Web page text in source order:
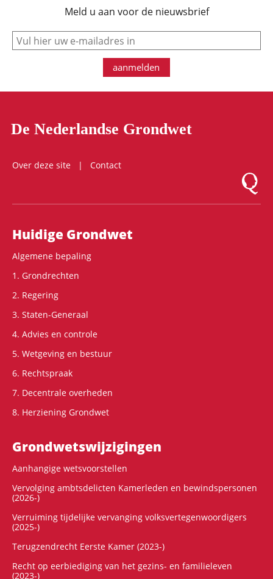
Meld u aan voor de nieuwsbrief
e-mail
aanmelden
De Nederlandse Grondwet
Over deze site
Contact
Logo
Hoofdnavigatie
Huidige Grondwet
Algemene bepaling
1. Grondrechten
2. Regering
3. Staten-Generaal
4. Advies en controle
5. Wetgeving en bestuur
6. Rechtspraak
7. Decentrale overheden
8. Herziening Grondwet
Grondwets­wijzigingen
Aanhangige wetsvoorstellen
Vervolging ambtsdelicten Kamerleden en bewindspersonen
(2026-)
Verruiming tijdelijke vervanging volksvertegenwoordigers
(2025-)
Terugzendrecht Eerste Kamer (2023-)
Recht op eerbiediging van het gezins- en familieleven
(2023-)